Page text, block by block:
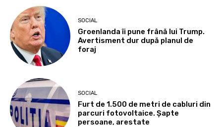
SOCIAL
Groenlanda îi pune frână lui Trump.
Avertisment dur după planul de
foraj
SOCIAL
Furt de 1.500 de metri de cabluri din
parcuri fotovoltaice. Șapte
persoane, arestate